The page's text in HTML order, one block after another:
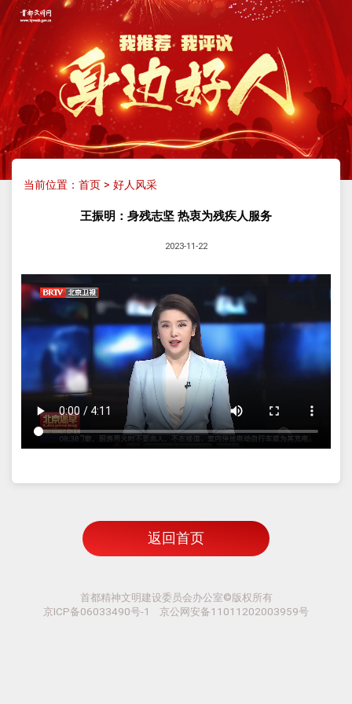
当前位置： 首页> 好人风采
王振明：身残志坚 热衷为残疾人服务
2023-11-22
返回首页
首都精神文明建设委员会办公室©版权所有
京ICP备06033490号-1 京公网安备11011202003959号